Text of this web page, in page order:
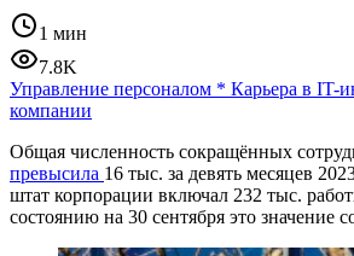
1 мин
7.8K
Управление персоналом * Карьера в IT-
компании
Общая численность сокращённых
превысила 16 тыс. за девять месяцев
штат корпорации включал 232 тыс.
состоянию на 30 сентября это значение